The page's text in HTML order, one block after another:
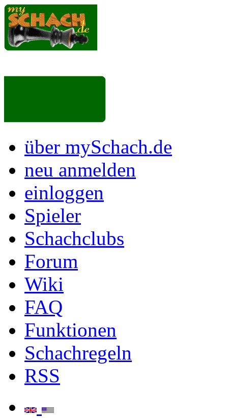
über mySchach.de
neu anmelden
einloggen
Spieler
Schachclubs
Forum
Wiki
FAQ
Funktionen
Schachregeln
RSS